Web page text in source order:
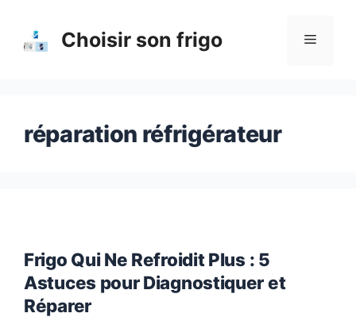
contenu
Choisir son frigo Menu
réparation réfrigérateur
Frigo Qui Ne Refroidit Plus : 5
Astuces pour Diagnostiquer et
Réparer